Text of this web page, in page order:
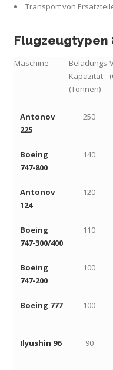
Transport von
Flugzeugtypen
Maschine
Beladungs-
Kapazität
(Tonnen)
Antonov
225
250
Boeing
747-800
140
Antonov
124
120
Boeing
747-300/400
110
Boeing
747-200
100
Boeing 777 100
Ilyushin 96 90